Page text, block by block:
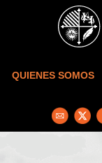
Skip to main content
QUIENES SOMOS